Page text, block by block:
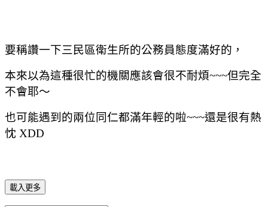
要稱讚一下三民區衛生所的公務員態度滿好的，
本來以為這種很忙的機關應該會很不耐煩~~~但完全
不會耶～
也可能遇到的兩位同仁都滿年輕的啦~~~還是很有熱
忱 XDD
載入更多